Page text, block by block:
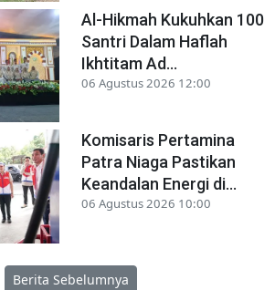
Al-Hikmah Kukuhkan 100
Santri Dalam Haflah
Ikhtitam Ad...
06 Agustus 2026 12:00
Komisaris Pertamina
Patra Niaga Pastikan
Keandalan Energi di...
06 Agustus 2026 10:00
Berita Sebelumnya